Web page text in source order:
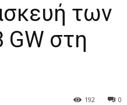
των
στη
0
192